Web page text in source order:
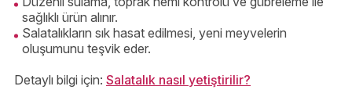
sağlıklı ürün alınır.
Salatalıkların sık hasat edilmesi, yeni meyvelerin
oluşumunu teşvik eder.
Detaylı bilgi için: Salatalık nasıl yetiştirilir?